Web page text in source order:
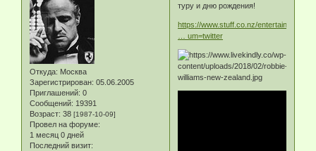
Откуда: Москва
Зарегистрирован: 05.06.2005
Приглашений: 0
Сообщений: 19391
Возраст: 38 [1987-10-09]
Провел на форуме:
1 месяц 0 дней
Последний визит:
туру и дню рождения!
https://www.stuff.co.nz/entertainment/m
… um=twitter